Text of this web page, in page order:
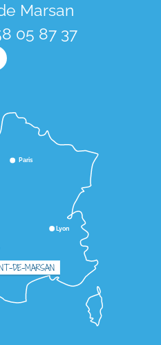
Marsan
05 87 37
Lyon
Paris
DE-MARSAN